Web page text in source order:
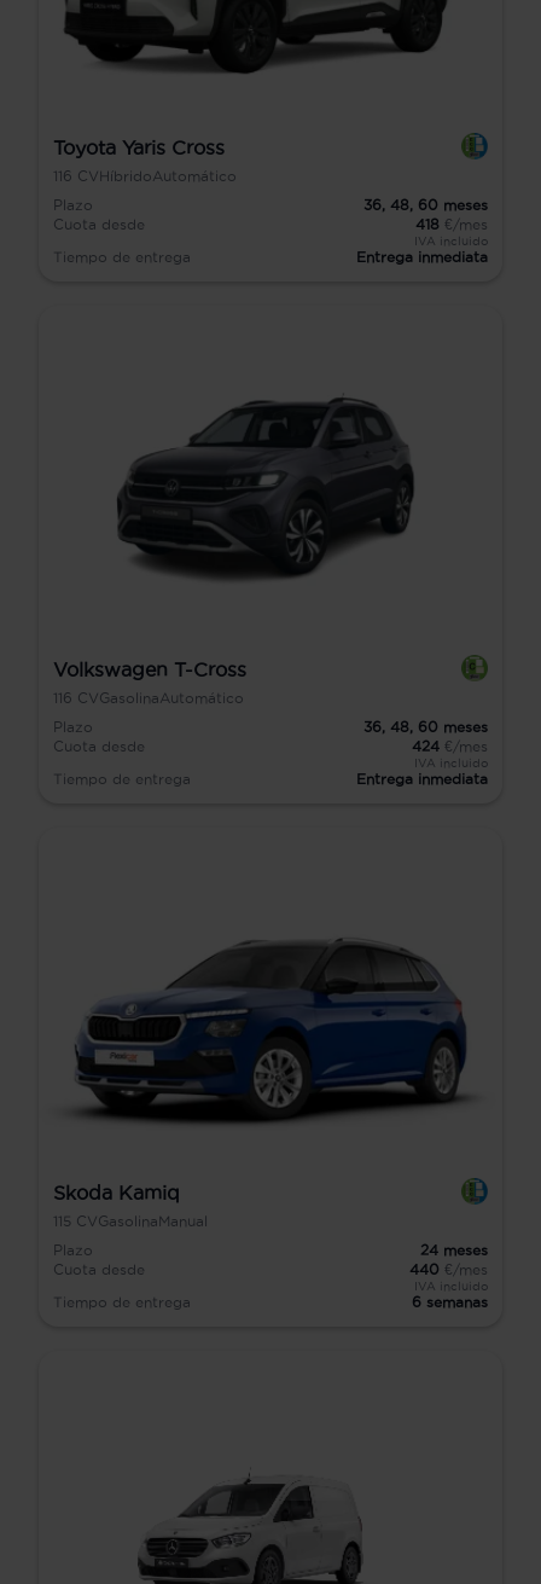
Toyota Yaris Cross
116 CVHíbridoAutomático
Plazo
36, 48, 60 meses
Cuota desde
418 €/mes
IVA incluido
Tiempo de entrega Entrega inmediata
Volkswagen T-Cross
116 CVGasolinaAutomático
Plazo
36, 48, 60 meses
Cuota desde
424 €/mes
IVA incluido
Tiempo de entrega Entrega inmediata
Skoda Kamiq
115 CVGasolinaManual
Plazo
24 meses
Cuota desde
440 €/mes
IVA incluido
Tiempo de entrega 6 semanas